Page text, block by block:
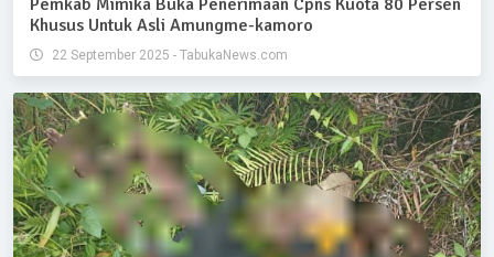
Khusus Untuk Asli Amungme-kamoro
22 September 2025 - TabukaNews.com